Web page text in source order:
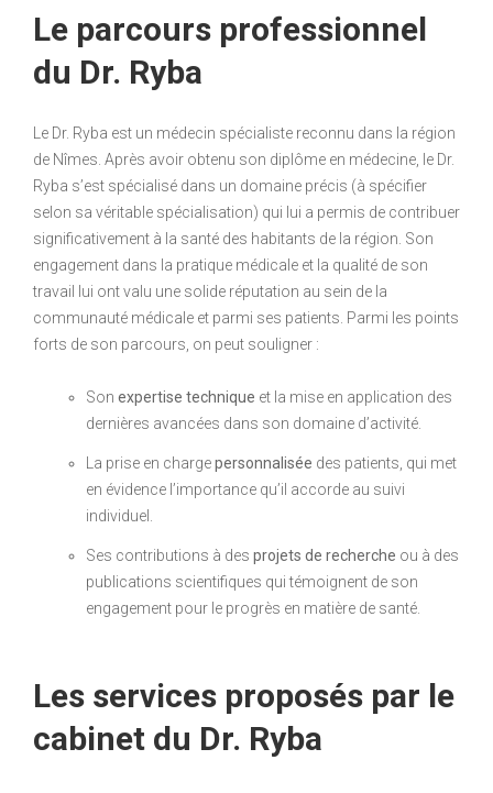
Le parcours professionnel
du Dr. Ryba
Le Dr. Ryba est un médecin spécialiste reconnu dans la région
de Nîmes. Après avoir obtenu son diplôme en médecine, le Dr.
Ryba s’est spécialisé dans un domaine précis (à spécifier
selon sa véritable spécialisation) qui lui a permis de contribuer
significativement à la santé des habitants de la région. Son
engagement dans la pratique médicale et la qualité de son
travail lui ont valu une solide réputation au sein de la
communauté médicale et parmi ses patients. Parmi les points
forts de son parcours, on peut souligner :
Son expertise technique et la mise en application des
dernières avancées dans son domaine d’activité.
La prise en chargepersonnalisée des patients, qui met
en évidence l’importance qu’il accorde au suivi
individuel.
Ses contributions à des projets de recherche ou à des
publications scientifiques qui témoignent de son
engagement pour le progrès en matière de santé.
Les services proposés par le
cabinet du Dr. Ryba